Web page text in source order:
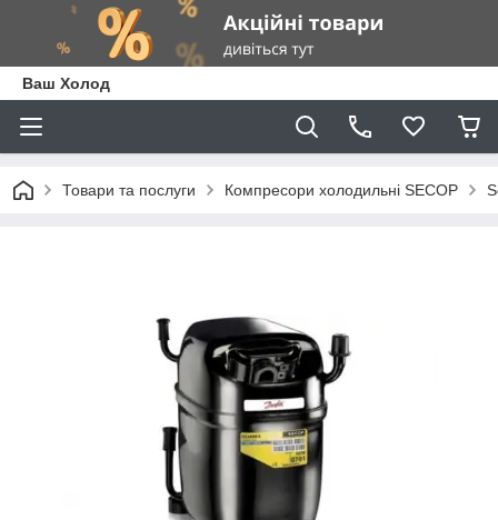
Ваш Холод
Товари та послуги Компресори холодильні SECOP